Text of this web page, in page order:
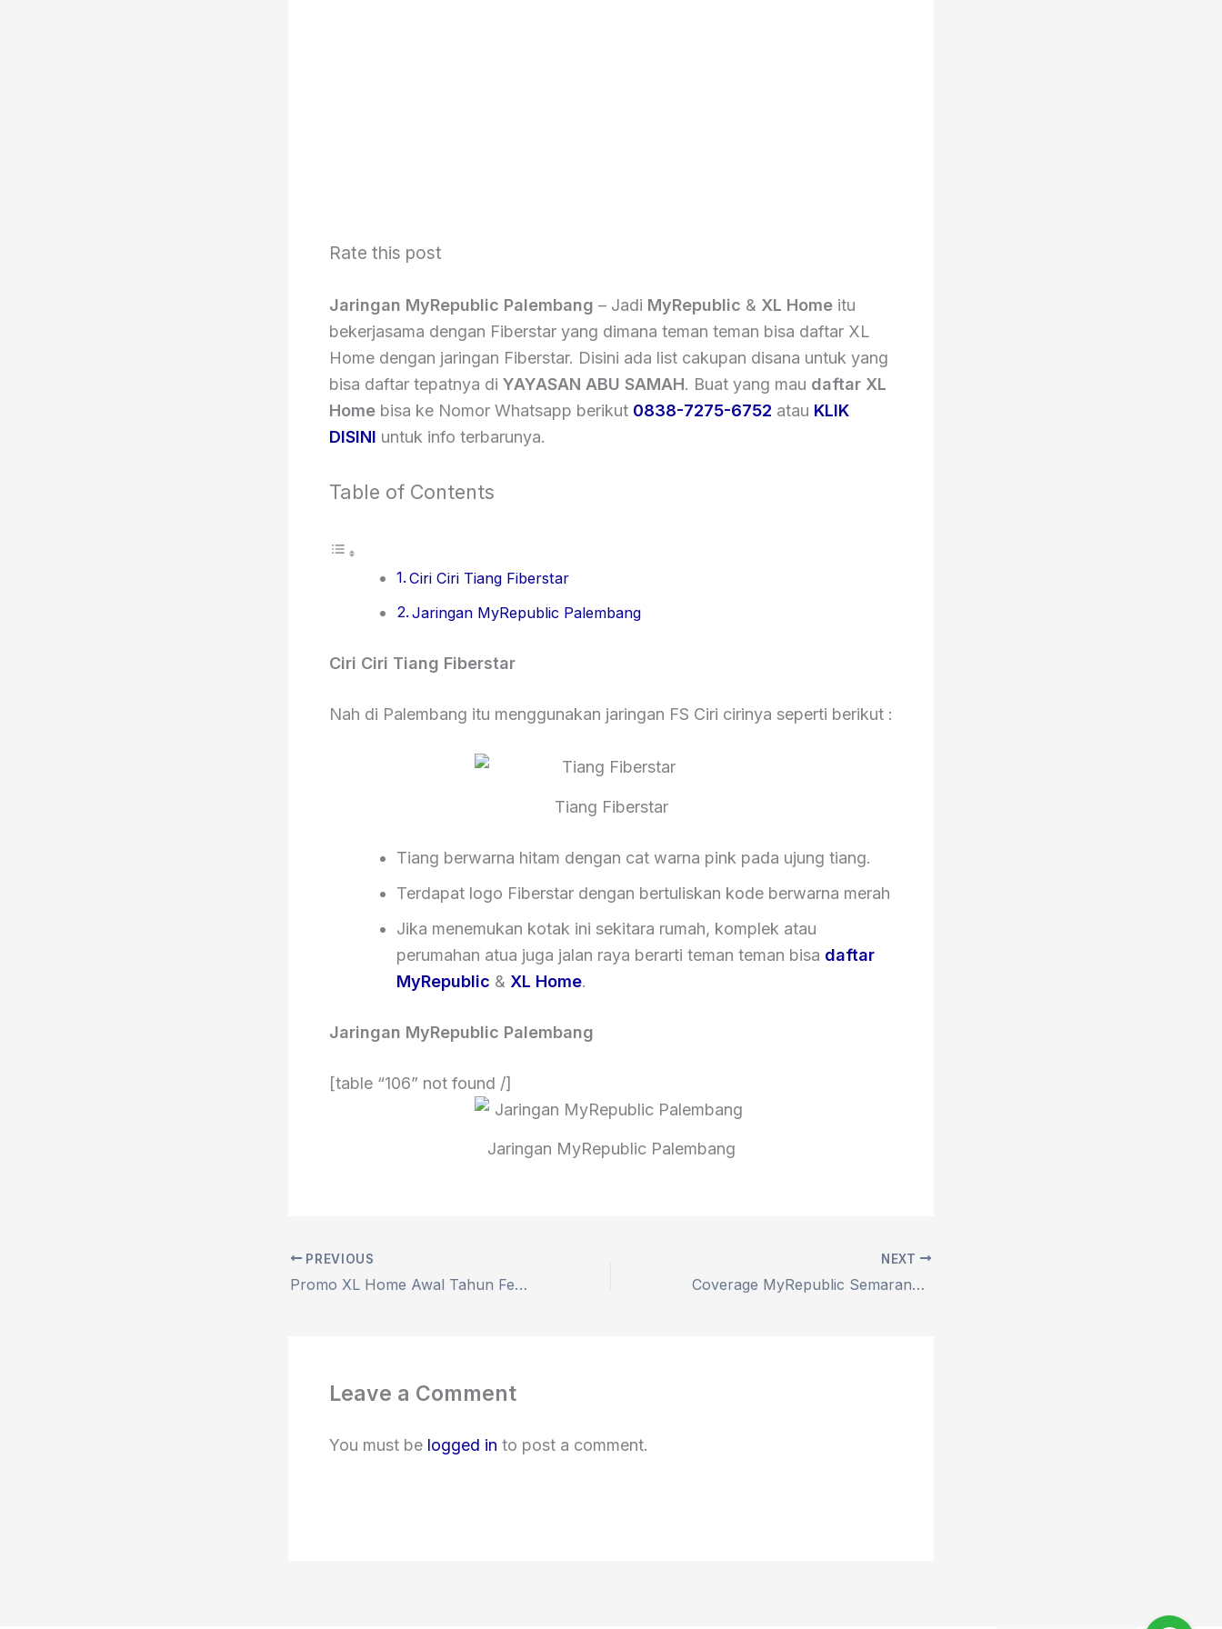
Rate this post
Jaringan MyRepublic Palembang – Jadi MyRepublic & XL Home itu
bekerjasama dengan Fiberstar yang dimana teman teman bisa daftar XL
Home dengan jaringan Fiberstar. Disini ada list cakupan disana untuk yang
bisa daftar tepatnya di YAYASAN ABU SAMAH. Buat yang mau daftar XL
Home bisa ke Nomor Whatsapp berikut 0838-7275-6752 atau KLIK
DISINI untuk info terbarunya.
Table of Contents
Ciri Ciri Tiang Fiberstar
Jaringan MyRepublic Palembang
Ciri Ciri Tiang Fiberstar
Nah di Palembang itu menggunakan jaringan FS Ciri cirinya seperti berikut :
Tiang Fiberstar
Tiang berwarna hitam dengan cat warna pink pada ujung tiang.
Terdapat logo Fiberstar dengan bertuliskan kode berwarna merah
Jika menemukan kotak ini sekitara rumah, komplek atau
perumahan atua juga jalan raya berarti teman teman bisa daftar
MyRepublic & XL Home.
Jaringan MyRepublic Palembang
[table “106” not found /]
Jaringan MyRepublic Palembang
PREVIOUS
Promo XL Home Awal Tahun Februari 2025 – WA Sales 0838-7275-6752
NEXT
Coverage MyRepublic Semarang Terbaru 2025 – WA Sales 0838-7275-6752
Leave a Comment
You must be logged in to post a comment.